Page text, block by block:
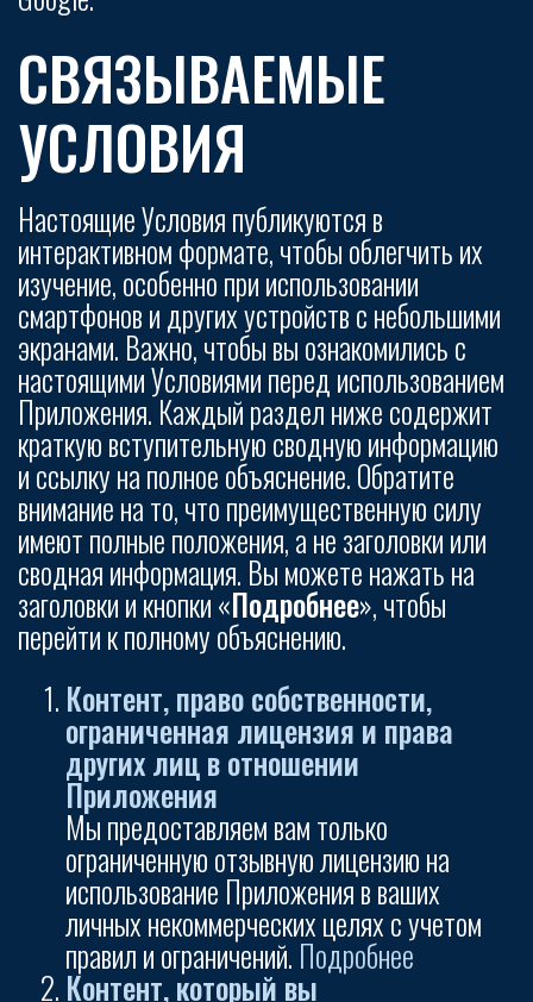
СВЯЗЫВАЕМЫЕ
УСЛОВИЯ
Настоящие Условия публикуются в
интерактивном формате, чтобы облегчить их
изучение, особенно при использовании
смартфонов и других устройств с небольшими
экранами. Важно, чтобы вы ознакомились с
настоящими Условиями перед использованием
Приложения. Каждый раздел ниже содержит
краткую вступительную сводную информацию
и ссылку на полное объяснение. Обратите
внимание на то, что преимущественную силу
имеют полные положения, а не заголовки или
сводная информация. Вы можете нажать на
заголовки и кнопки «Подробнее», чтобы
перейти к полному объяснению.
Контент, право собственности,
ограниченная лицензия и права
других лиц в отношении
Приложения
Мы предоставляем вам только
ограниченную отзывную лицензию на
использование Приложения в ваших
личных некоммерческих целях с учетом
правил и ограничений. Подробнее
Контент, который вы